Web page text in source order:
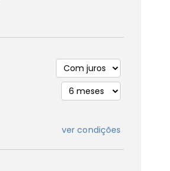
ver condições